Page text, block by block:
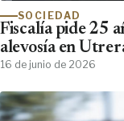
SOCIEDAD
Fiscalía pide 25
alevosía en
16 de junio de 2026